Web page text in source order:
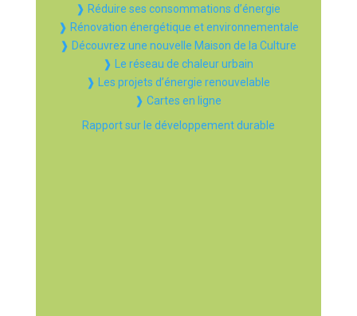
❱ Réduire ses consommations d’énergie
❱ Rénovation énergétique et environnementale
❱ Découvrez une nouvelle Maison de la Culture
❱ Le réseau de chaleur urbain
❱ Les projets d’énergie renouvelable
❱ Cartes en ligne
Rapport sur le développement durable